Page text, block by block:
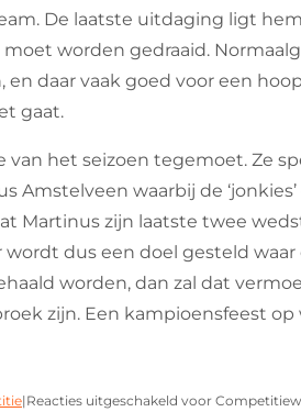
De laatste uitdaging ligt
worden gedraaid.
daar vaak goed voor een
gaat.
het seizoen tegemoet. Ze
waarbij de ‘jonkies’
Martinus zijn laatste twee
dus een doel gesteld waar
worden, dan zal dat
zijn. Een kampioensfeest op
|Reacties uitgeschakeld voor